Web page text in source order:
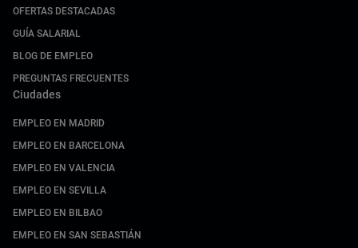
OFERTAS DESTACADAS
GUÍA SALARIAL
BLOG DE EMPLEO
PREGUNTAS FRECUENTES
Ciudades
EMPLEO EN MADRID
EMPLEO EN BARCELONA
EMPLEO EN VALENCIA
EMPLEO EN SEVILLA
EMPLEO EN BILBAO
EMPLEO EN SAN SEBASTIÁN